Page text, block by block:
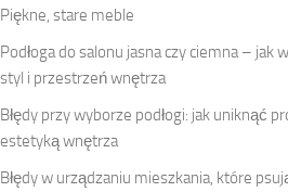
Piękne, stare meble
Podłoga do salonu jasna czy ciemna – jak
styl i przestrzeń wnętrza
Błędy przy wyborze podłogi: jak uniknąć
estetyką wnętrza
Błędy w urządzaniu mieszkania, które